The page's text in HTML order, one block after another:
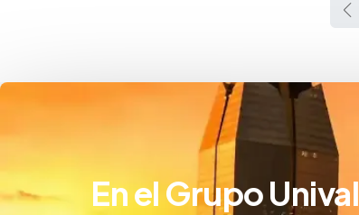
En el Grupo Unival